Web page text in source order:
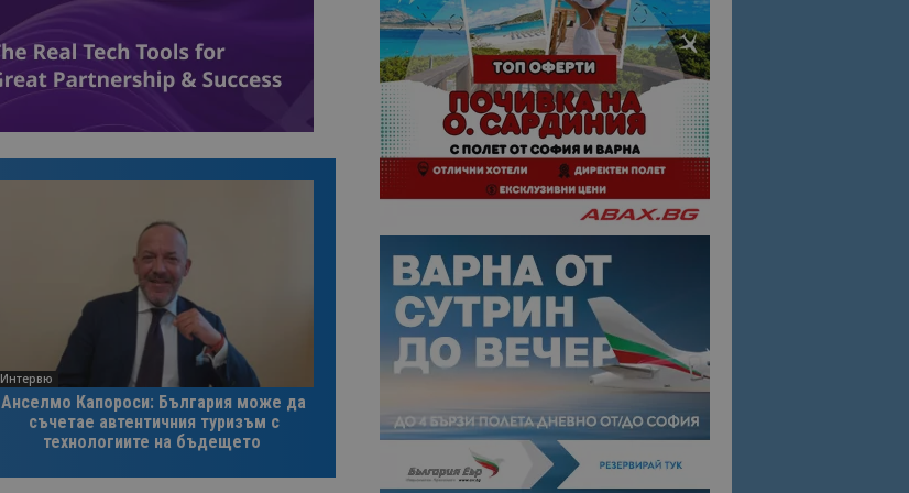
Интервю
Анселмо Капороси: България може да
съчетае автентичния туризъм с
технологиите на бъдещето